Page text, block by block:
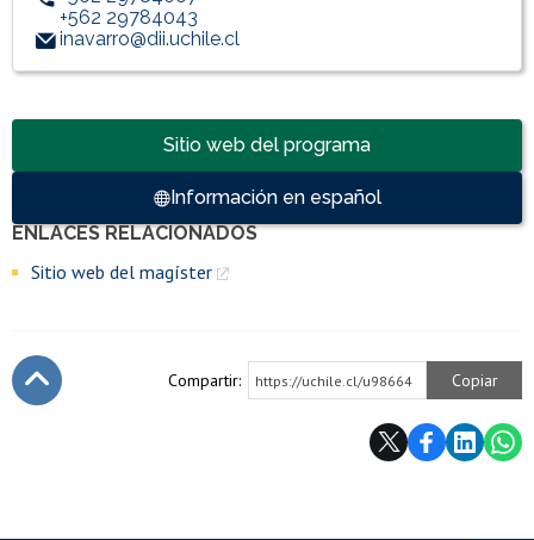
Accesos directosSitio web del programa
Información en español
Enlaces y documentos de interés
ENLACES RELACIONADOS
Sitio web del magíster
+562 29784043
inavarro@dii.uchile.cl
Compartir: https://uchile.cl/u98664 Copiar